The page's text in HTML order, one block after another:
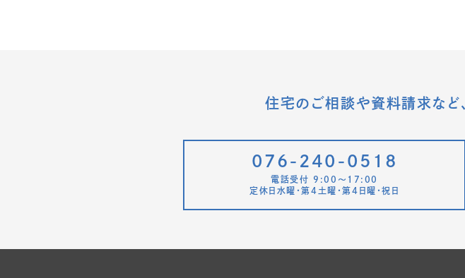
住宅のご相談や資料請求など、
076-240-0518
電話受付 9:00〜17:00
定休日水曜・第4土曜・第4日曜・祝日